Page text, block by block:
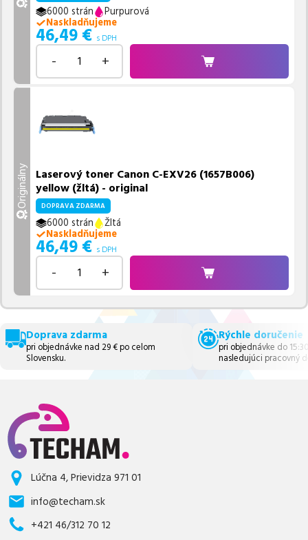
6000 strán
Purpurová
Naskladňujeme
46,49 € s DPH
- +
Originálny Laserový toner Canon C-EXV26 (1657B006)
yellow (žltá) - original
DOPRAVA ZDARMA
6000 strán
Žltá
Naskladňujeme
46,49 € s DPH
- +
Doprava zdarma
pri objednávke nad 29 € po celom
Slovensku.
Rýchle doručenie
pri objednávke do
nasledujúci pracovný
Lúčna 4, Prievidza 971 01
info@techam.sk
+421 46/312 70 12